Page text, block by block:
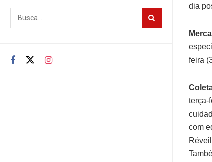
dia
feira
terça-
com